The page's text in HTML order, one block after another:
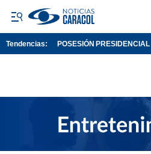
Tendencias: POSESIÓN PRESIDENCIAL